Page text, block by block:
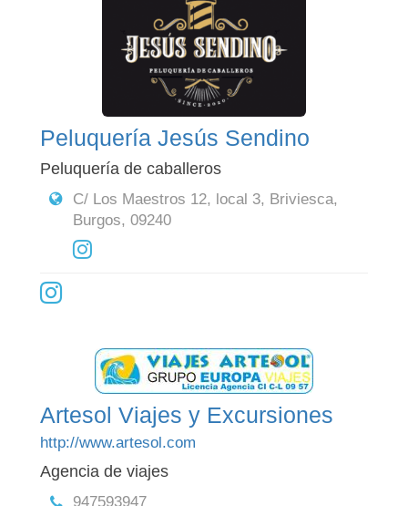
Peluquería Jesús Sendino
Peluquería de caballeros
C/ Los Maestros 12, local 3, Briviesca,
Burgos, 09240
Artesol Viajes y Excursiones
http://www.artesol.com
Agencia de viajes
947593947